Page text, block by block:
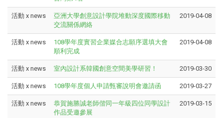
活動 x news
亞洲大學創意設計學院堆動深度國際移動
交流關係網絡
2019-04-08
活動 x news
108學年度實習企業媒合志願序選填大會
順利完成
2019-04-08
活動 x news 室內設計系韓國創意空間美學研習！ 2019-03-30
活動 x news 108學年度個人申請甄審說明會邀請函 2019-03-27
活動 x news
恭賀施勝誠老師偕同一年級四位同學設計
作品受邀參展
2019-03-15